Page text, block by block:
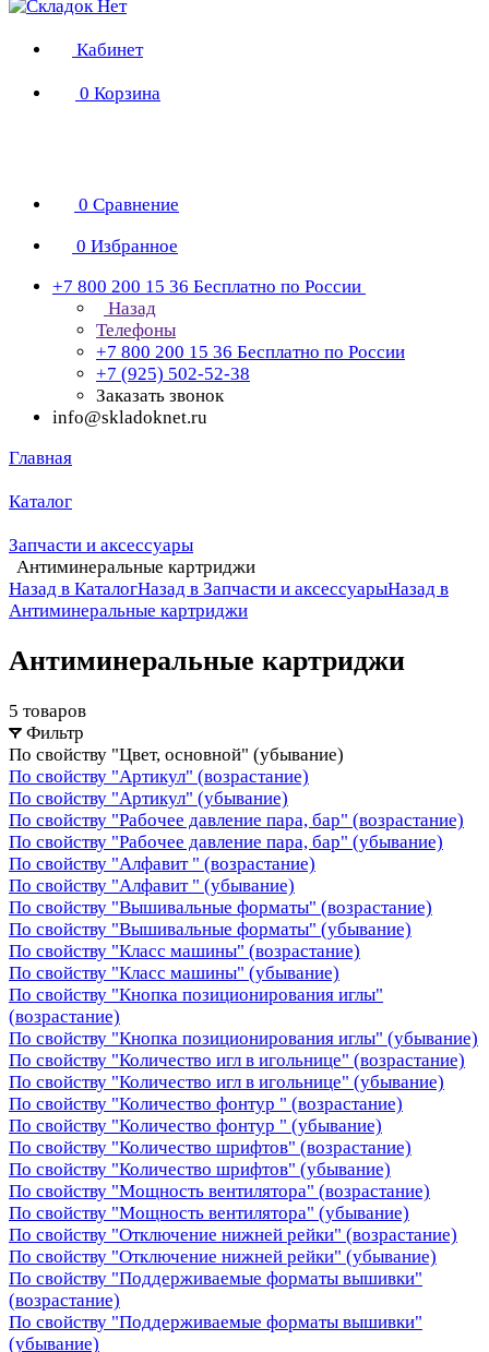
Кабинет
0 Корзина
0 Сравнение
0 Избранное
+7 800 200 15 36 Бесплатно по России
Назад
Телефоны
+7 800 200 15 36 Бесплатно по России
+7 (925) 502-52-38
Заказать звонок
info@skladoknet.ru
Главная
Каталог
Запчасти и аксессуары
Антиминеральные картриджи
Назад в КаталогНазад в Запчасти и аксессуарыНазад в
Антиминеральные картриджи
Антиминеральные картриджи
5 товаров
Фильтр
По свойству "Цвет, основной" (убывание)
По свойству "Артикул" (возрастание)
По свойству "Артикул" (убывание)
По свойству "Рабочее давление пара, бар" (возрастание)
По свойству "Рабочее давление пара, бар" (убывание)
По свойству "Алфавит " (возрастание)
По свойству "Алфавит " (убывание)
По свойству "Вышивальные форматы" (возрастание)
По свойству "Вышивальные форматы" (убывание)
По свойству "Класс машины" (возрастание)
По свойству "Класс машины" (убывание)
По свойству "Кнопка позиционирования иглы"
(возрастание)
По свойству "Кнопка позиционирования иглы" (убывание)
По свойству "Количество игл в игольнице" (возрастание)
По свойству "Количество игл в игольнице" (убывание)
По свойству "Количество фонтур " (возрастание)
По свойству "Количество фонтур " (убывание)
По свойству "Количество шрифтов" (возрастание)
По свойству "Количество шрифтов" (убывание)
По свойству "Мощность вентилятора" (возрастание)
По свойству "Мощность вентилятора" (убывание)
По свойству "Отключение нижней рейки" (возрастание)
По свойству "Отключение нижней рейки" (убывание)
По свойству "Поддерживаемые форматы вышивки"
(возрастание)
По свойству "Поддерживаемые форматы вышивки"
(убывание)